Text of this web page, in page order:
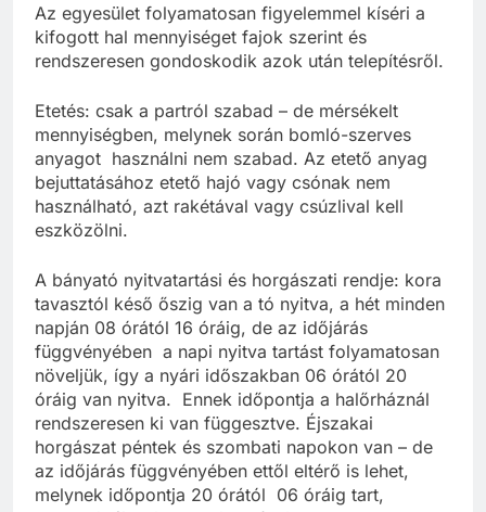
Az egyesület folyamatosan figyelemmel kíséri a
kifogott hal mennyiséget fajok szerint és
rendszeresen gondoskodik azok után telepítésről.
Etetés: csak a partról szabad – de mérsékelt
mennyiségben, melynek során bomló-szerves
anyagot használni nem szabad. Az etető anyag
bejuttatásához etető hajó vagy csónak nem
használható, azt rakétával vagy csúzlival kell
eszközölni.
A bányató nyitvatartási és horgászati rendje: kora
tavasztól késő őszig van a tó nyitva, a hét minden
napján 08 órától 16 óráig, de az időjárás
függvényében a napi nyitva tartást folyamatosan
növeljük, így a nyári időszakban 06 órától 20
óráig van nyitva. Ennek időpontja a halőrháznál
rendszeresen ki van függesztve. Éjszakai
horgászat péntek és szombati napokon van – de
az időjárás függvényében ettől eltérő is lehet,
melynek időpontja 20 órától 06 óráig tart,